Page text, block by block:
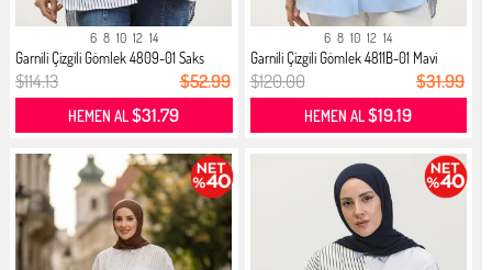
6 8 10 12 14
Garnili Çizgili Gömlek 4809-01 Saks
$114.13 $52.99
HEMEN AL$31.79
6 8 10 12 14
Garnili Çizgili Gömlek 4811B-01 Mavi
$120.00 $31.99
HEMEN AL$19.19